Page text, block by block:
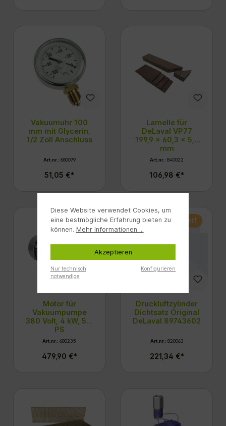
Vakuumuhr 100
mm mit Glycerin,
1/2 Zoll Anschluss
Art.nr.: 680079
51,05 €*
Lamelle für
DeLaval VP77
199,9 x 60,3 x 5,3
mm
Art.nr.: 840022
106,98 €*
Motor für
Vakuumpumpe
380 Volt, 4 kW, 5,5
PS
Art.nr.: 680235
479,90 €*
Nur 5 auf Lager!
Druckluftzylinder
Dichtsatz Original
DeLaval 89743602
Art.nr.: 820063
221,34 €*
Diese Website verwendet Cookies, um
eine bestmögliche Erfahrung bieten zu
können. Mehr Informationen ...
Akzeptieren
Nur technisch
notwendige
Konfigurieren